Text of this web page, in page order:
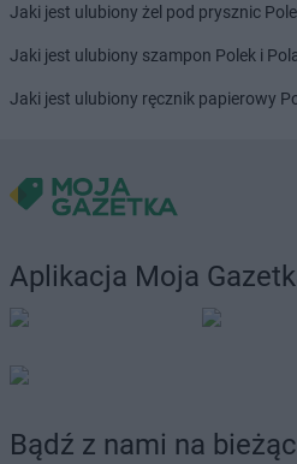
Jaki jest ulubiony żel pod prysznic
Jaki jest ulubiony szampon Polek i
Jaki jest ulubiony ręcznik papierowy
Aplikacja Moja
Bądź z nami na